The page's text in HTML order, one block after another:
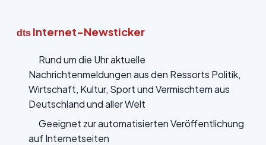
dts Internet-Newsticker
Rund um die Uhr aktuelle
Nachrichtenmeldungen aus den Ressorts Politik,
Wirtschaft, Kultur, Sport und Vermischtem aus
Deutschland und aller Welt
Geeignet zur automatisierten Veröffentlichung
auf Internetseiten